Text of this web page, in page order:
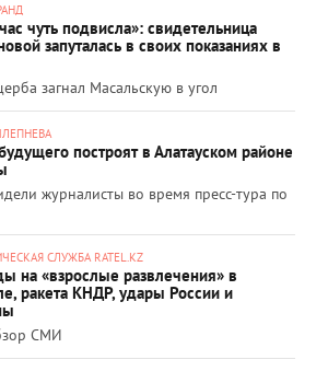
чуть подвисла»: свидетельница
запуталась в своих показаниях в
загнал Масальскую в угол
построят в Алатауском районе
журналисты во время пресс-тура по
СЛУЖБА RATEL.KZ
на «взрослые развлечения» в
ракета КНДР, удары России и
СМИ